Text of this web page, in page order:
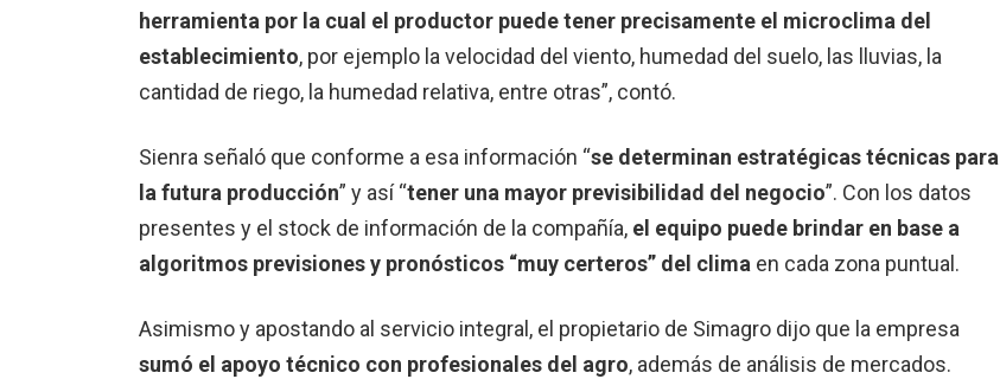
herramienta por la cual el productor puede tener precisamente el microclima del
establecimiento, por ejemplo la velocidad del viento, humedad del suelo, las lluvias, la
cantidad de riego, la humedad relativa, entre otras”, contó.
Sienra señaló que conforme a esa información “se determinan estratégicas técnicas para
la futura producción” y así “tener una mayor previsibilidad del negocio”. Con los datos
presentes y el stock de información de la compañía, el equipo puede brindar en base a
algoritmos previsiones y pronósticos “muy certeros” del clima en cada zona puntual.
Asimismo y apostando al servicio integral, el propietario de Simagro dijo que la empresa
sumó el apoyo técnico con profesionales del agro, además de análisis de mercados.